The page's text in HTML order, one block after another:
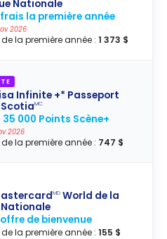
Nationale
la première année
2026
la première année : 1 373 $
Infinite +* Passeport
ScotiaMC
000 Points Scène+
2026
la première année : 747 $
MD World de la
de bienvenue
la première année : 155 $